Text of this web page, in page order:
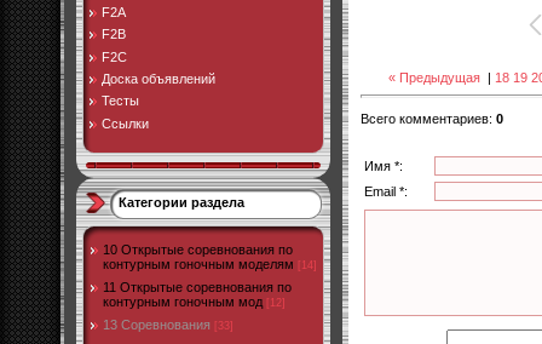
F2A
F2B
F2C
Доска объявлений
Тесты
Ссылки
Категории раздела
10 Открытые соревнования по
контурным гоночным моделям
[14]
11 Открытые соревнования по
контурным гоночным мод
[12]
13 Соревнования [33]
« Предыдущая | 18 19
Всего комментариев: 0
Имя *:
Email *: